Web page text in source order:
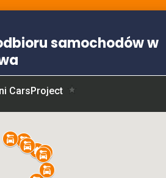
samochodów w